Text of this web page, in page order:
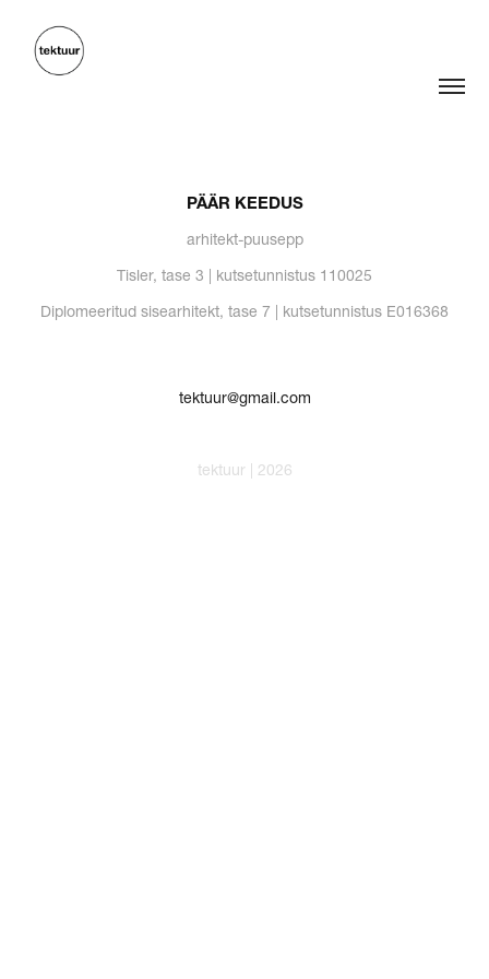
PÄÄR KEEDUS
arhitekt-puusepp
Tisler, tase 3 | kutsetunnistus 110025
Diplomeeritud sisearhitekt, tase 7 | kutsetunnistus E016368
tektuur@gmail.com
tektuur | 2026